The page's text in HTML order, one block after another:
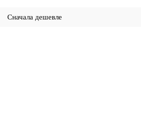
Сначала дешевле